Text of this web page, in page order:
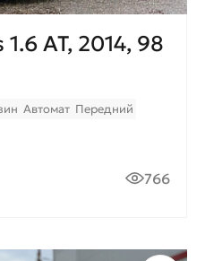
AT, 2014, 98
Автомат Передний
766